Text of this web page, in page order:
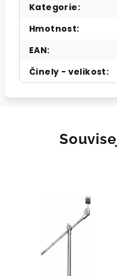
Kategorie:
Hmotnost:
EAN:
Činely - velikost: